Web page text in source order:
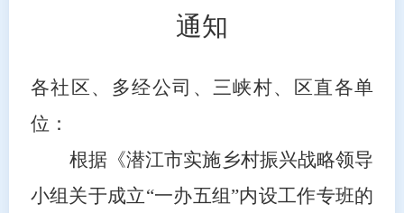
通知
各社区、多经公司、三峡村、区直各单
位：
根据《潜江市实施乡村振兴战略领导
小组关于成立“一办五组”内设工作专班的